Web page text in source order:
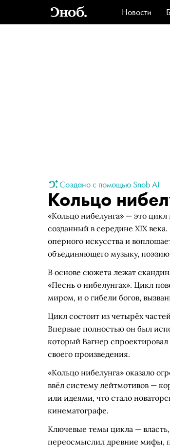
Новости
Создано с помощью Snob AI
Кольцо
«Кольцо нибелунга» — это
созданный в середине XIX
оперного искусства и
объединяющего музыку,
В основе сюжета лежат
«Песнь о нибелунгах». Цикл
миром, и о гибели богов,
Цикл состоит из четырёх
Впервые полностью он был
который Вагнер
своего произведения.
«Кольцо нибелунга» оказало
ввёл систему лейтмотивов —
или идеями, что стало
кинематографе.
Ключевые темы цикла —
переосмыслил древние мифы,